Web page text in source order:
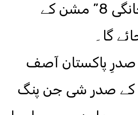
میں چین کے "چانگی 8” مشن کے
گا۔
پاکستان آصف
کے صدر شی جن پنگ